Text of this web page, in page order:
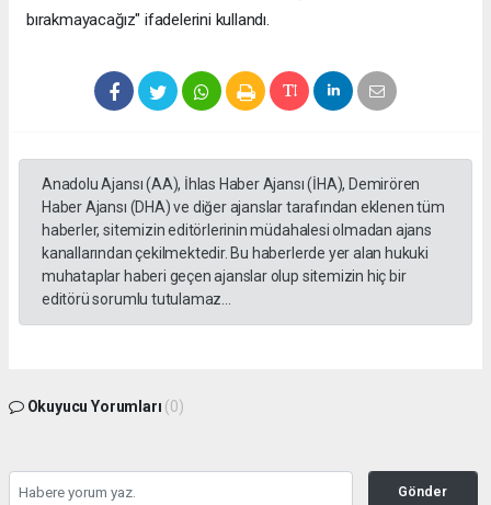
bırakmayacağız" ifadelerini kullandı.
Anadolu Ajansı (AA), İhlas Haber Ajansı (İHA), Demirören
Haber Ajansı (DHA) ve diğer ajanslar tarafından eklenen tüm
haberler, sitemizin editörlerinin müdahalesi olmadan ajans
kanallarından çekilmektedir. Bu haberlerde yer alan hukuki
muhataplar haberi geçen ajanslar olup sitemizin hiç bir
editörü sorumlu tutulamaz...
Okuyucu Yorumları (0)
Gönder